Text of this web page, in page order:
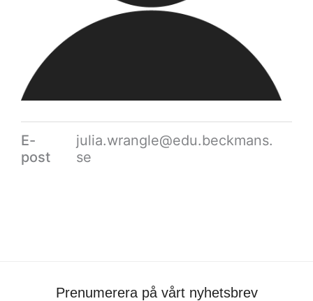
E-
post
julia.wrangle@edu.beckmans.
se
Prenumerera på vårt nyhetsbrev